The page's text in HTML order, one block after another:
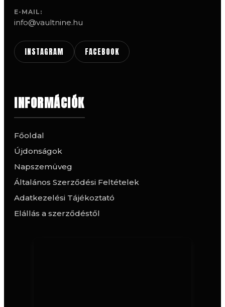
E-MAIL:
info@vaultnine.hu
INSTAGRAM FACEBOOK
INFORMÁCIÓK
Főoldal
Újdonságok
Napszemüveg
Általános Szerződési Feltételek
Adatkezelési Tájékoztató
Elállás a szerződéstől